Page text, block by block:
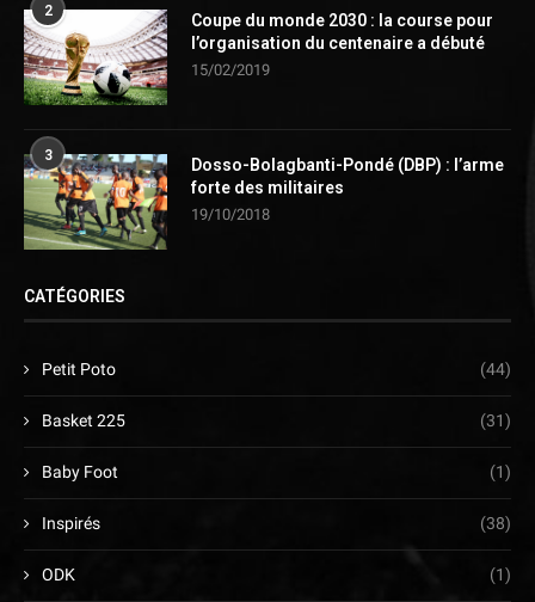
2
Coupe du monde 2030 : la course pour
l’organisation du centenaire a débuté
15/02/2019
3
Dosso-Bolagbanti-Pondé (DBP) : l’arme
forte des militaires
19/10/2018
CATÉGORIES
Petit Poto (44)
Basket 225 (31)
Baby Foot (1)
Inspirés (38)
ODK (1)